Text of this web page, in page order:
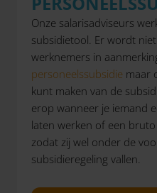
Onze salarisadviseurs
subsidietool. Er wordt
werknemers in
personeelssubsidie maar
kunt maken van de
erop wanneer je iemand
laten werken of een
zodat zij wel onder de
subsidieregeling vallen.